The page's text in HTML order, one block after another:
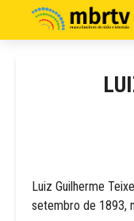
Luiz Guilherme
setembro de 1893,